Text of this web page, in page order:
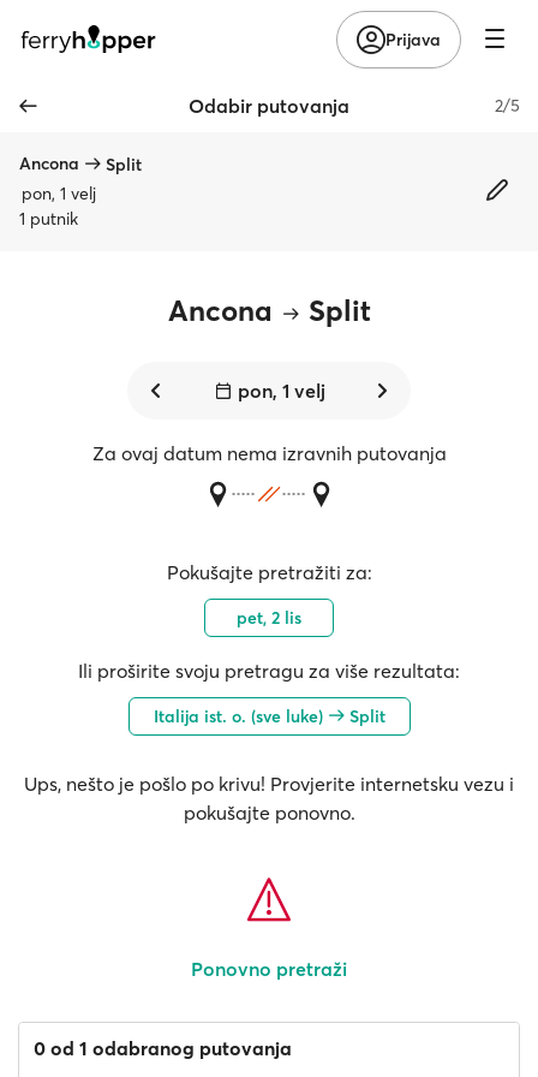
Prijava
Odabir putovanja 2/5
Ancona
Split
pon, 1 velj
1 putnik
Ancona Split
pon, 1 velj
Za ovaj datum nema izravnih putovanja
Pokušajte pretražiti za:
pet, 2 lis
Ili proširite svoju pretragu za više rezultata:
Italija ist. o. (sve luke) Split
Ups, nešto je pošlo po krivu! Provjerite internetsku vezu i
pokušajte ponovno.
Ponovno pretraži
0 od 1 odabranog putovanja